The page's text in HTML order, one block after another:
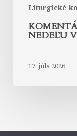
Liturgické
NEDEĽU
17. júla 2026